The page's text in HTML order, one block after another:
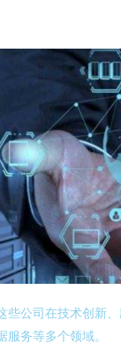
公司在技术创
务等多个领域。